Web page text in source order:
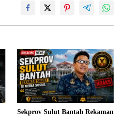
Sekprov Sulut Bantah Rekaman